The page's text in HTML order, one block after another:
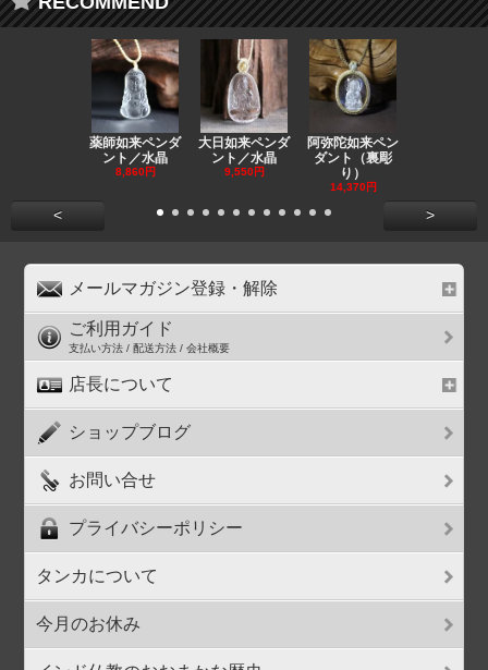
薬師如来ペンダ
ント／水晶
8,860円
大日如来ペンダ
ント／水晶
9,550円
阿弥陀如来ペン
ダント（裏彫
り）
14,370円
< >
メールマガジン登録・解除
ご利用ガイド
支払い方法 / 配送方法 / 会社概要
店長について
ショップブログ
お問い合せ
プライバシーポリシー
タンカについて
今月のお休み